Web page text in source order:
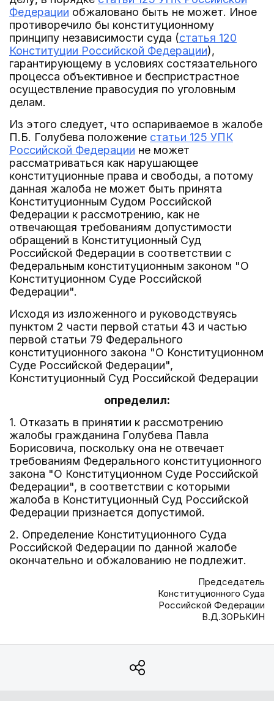
Федерации обжаловано быть не может. Иное
противоречило бы конституционному
принципу независимости суда (статья 120
Конституции Российской Федерации),
гарантирующему в условиях состязательного
процесса объективное и беспристрастное
осуществление правосудия по уголовным
делам.
Из этого следует, что оспариваемое в жалобе
П.Б. Голубева положение статьи 125 УПК
Российской Федерации не может
рассматриваться как нарушающее
конституционные права и свободы, а потому
данная жалоба не может быть принята
Конституционным Судом Российской
Федерации к рассмотрению, как не
отвечающая требованиям допустимости
обращений в Конституционный Суд
Российской Федерации в соответствии с
Федеральным конституционным законом "О
Конституционном Суде Российской
Федерации".
Исходя из изложенного и руководствуясь
пунктом 2 части первой статьи 43 и частью
первой статьи 79 Федерального
конституционного закона "О Конституционном
Суде Российской Федерации",
Конституционный Суд Российской Федерации
определил:
1. Отказать в принятии к рассмотрению
жалобы гражданина Голубева Павла
Борисовича, поскольку она не отвечает
требованиям Федерального конституционного
закона "О Конституционном Суде Российской
Федерации", в соответствии с которыми
жалоба в Конституционный Суд Российской
Федерации признается допустимой.
2. Определение Конституционного Суда
Российской Федерации по данной жалобе
окончательно и обжалованию не подлежит.
Председатель
Конституционного Суда
Российской Федерации
В.Д.ЗОРЬКИН